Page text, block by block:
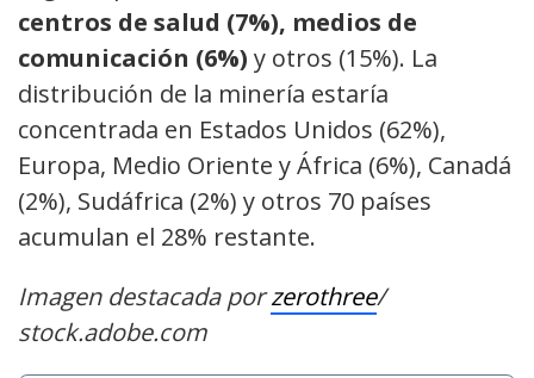
centros de salud (7%), medios de
comunicación (6%) y otros (15%). La
distribución de la minería estaría
concentrada en Estados Unidos (62%),
Europa, Medio Oriente y África (6%), Canadá
(2%), Sudáfrica (2%) y otros 70 países
acumulan el 28% restante.
Imagen destacada porzerothree/
stock.adobe.com